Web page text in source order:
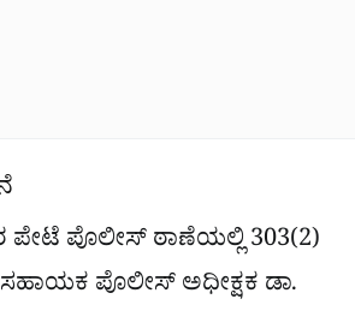
ಪೇಟೆ ಪೊಲೀಸ್ ಠಾಣೆಯಲ್ಲಿ 303(2)
ಪೊಲೀಸ್ ಅಧೀಕ್ಷಕ ಡಾ.